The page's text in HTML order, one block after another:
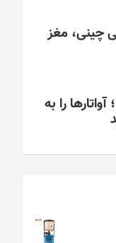
چینی، مغز
بازی/ Pastel Friends؛ آواتارها را به